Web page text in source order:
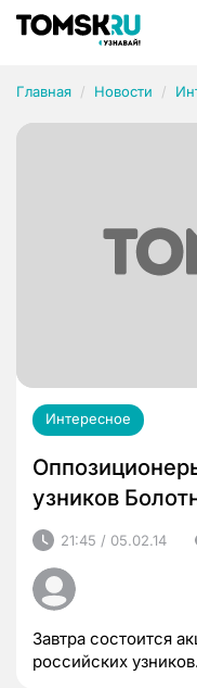
Главная Новости
Интересное
узников
21:45 / 05.02.14
Завтра состоится
российских узников.